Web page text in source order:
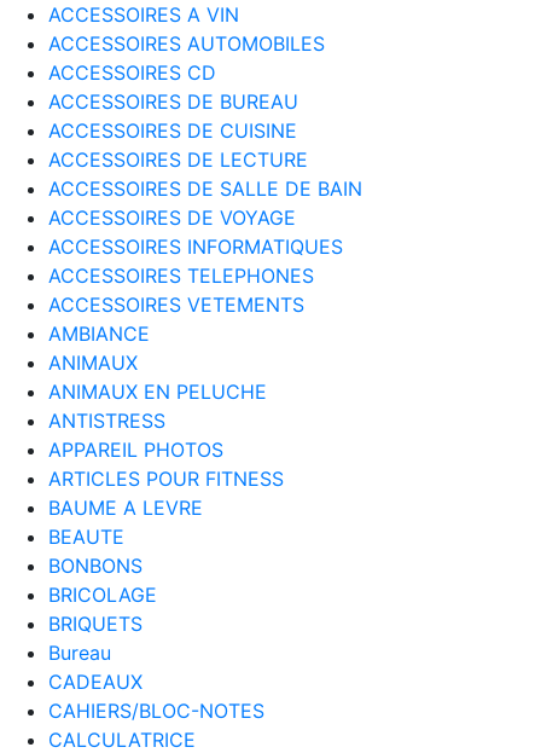
ACCESSOIRES A VIN
ACCESSOIRES AUTOMOBILES
ACCESSOIRES CD
ACCESSOIRES DE BUREAU
ACCESSOIRES DE CUISINE
ACCESSOIRES DE LECTURE
ACCESSOIRES DE SALLE DE BAIN
ACCESSOIRES DE VOYAGE
ACCESSOIRES INFORMATIQUES
ACCESSOIRES TELEPHONES
ACCESSOIRES VETEMENTS
AMBIANCE
ANIMAUX
ANIMAUX EN PELUCHE
ANTISTRESS
APPAREIL PHOTOS
ARTICLES POUR FITNESS
BAUME A LEVRE
BEAUTE
BONBONS
BRICOLAGE
BRIQUETS
Bureau
CADEAUX
CAHIERS/BLOC-NOTES
CALCULATRICE